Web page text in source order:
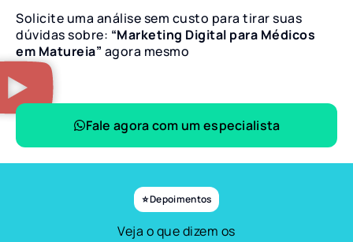
Solicite uma análise sem custo para tirar suas
dúvidas sobre: “Marketing Digital para Médicos
em Matureia” agora mesmo
Fale agora com um especialista
⭐ Depoimentos
Veja o que dizem os